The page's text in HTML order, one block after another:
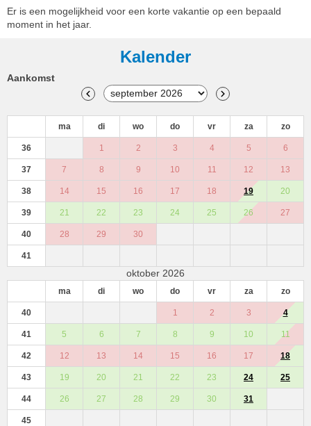
Er is een mogelijkheid voor een korte vakantie op een bepaald
moment in het jaar.
Kalender
Aankomst
ma di wo do vr za zo
36 1 2 3 4 5 6
37 7 8 9 10 11 12 13
38 14 15 16 17 18 19 20
39 21 22 23 24 25 26 27
40 28 29 30
41
oktober 2026
ma di wo do vr za zo
40 1 2 3 4
41 5 6 7 8 9 10 11
42 12 13 14 15 16 17 18
43 19 20 21 22 23 24 25
44 26 27 28 29 30 31
45